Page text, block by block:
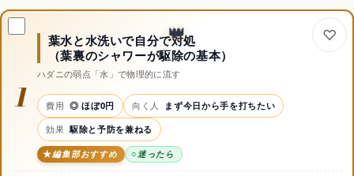
1
葉水と水洗いで自分で対処
（葉裏のシャワーが駆除の基本）
ハダニの弱点「水」で物理的に流す
費用 ◎ ほぼ0円 向く人
まず今日から手を打ちたい
効果 駆除と予防を兼ねる
編集部おすすめ 迷ったら